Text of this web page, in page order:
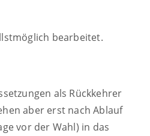
bearbeitet.
als Rückkehrer
aber erst nach Ablauf
vor der Wahl) in das